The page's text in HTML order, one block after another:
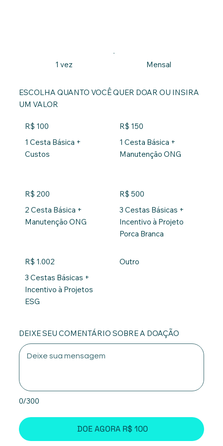
1 vez Mensal
ESCOLHA QUANTO VOCÊ QUER DOAR OU INSIRA
UM VALOR
1 Cesta Básica +
Custos
R$ 100
1 Cesta Básica +
Manutenção ONG
R$ 150
2 Cesta Básica +
Manutenção ONG
R$ 200
3 Cestas Básicas +
Incentivo à Projeto
Porca Branca
R$ 500
3 Cestas Básicas +
Incentivo à Projetos
ESG
R$ 1.002 Outro
0/300
DEIXE SEU COMENTÁRIO SOBRE A DOAÇÃO
DOE AGORA R$ 100